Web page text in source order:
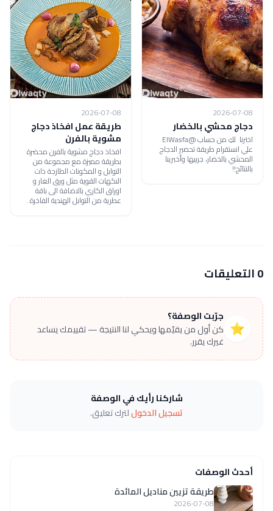
2026-07-08
دجاج محشي بالخضار
اخترنا لكِ من حساب @ElWasfa
علي انستقرام طريقة تحضير الدجاج
المحشي بالخضار، جربيها وأخبرينا
بالنتائج!!
2026-07-08
طريقة عمل افخاذ دجاج
مشوية بالفرن
افخاذ دجاج مشوية بالفرن محضرة
بطريقة مميزة مع مجموعة من
التوابل و المكونات الطازجة ذات
النكهات القوية مثل ورق الغار و
اوراق الكاري بالاضافة الى باقة
عطرية من التوابل الهندية الفاخرة .
0 التعليقات
⭐
جرّبت الوصفة؟
كن أول من يقيّمها ويحكي لنا النتيجة — تقييمك يساعد
غيرك يقرر.
شاركنا رأيك في الوصفة
تسجيل الدخوللترك تعليق.
أحدث الوصفات
طريقة تزيين مناديل المائدة
2026-07-08